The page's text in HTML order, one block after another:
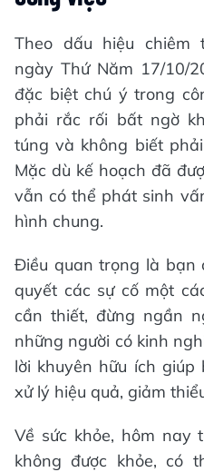
Theo dấu hiệu chiêm
ngày Thứ Năm 17/10/
đặc biệt chú ý trong
phải rắc rối bất ngờ
túng và không biết
Mặc dù kế hoạch đã
vẫn có thể phát sinh
hình chung.
Điều quan trọng là bạn
quyết các sự cố một
cần thiết, đừng ngần
những người có kinh
lời khuyên hữu ích
xử lý hiệu quả, giảm
Về sức khỏe, hôm nay
không được khỏe, có